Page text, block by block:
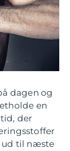
dagen og
en
der
ud til næste